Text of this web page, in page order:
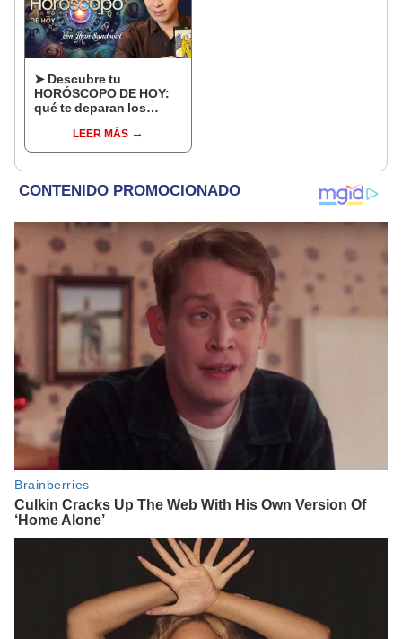
➤ Descubre tu
HORÓSCOPO DE HOY:
qué te deparan los
de agosto, según Jhan
Sandoval
LEER MÁS